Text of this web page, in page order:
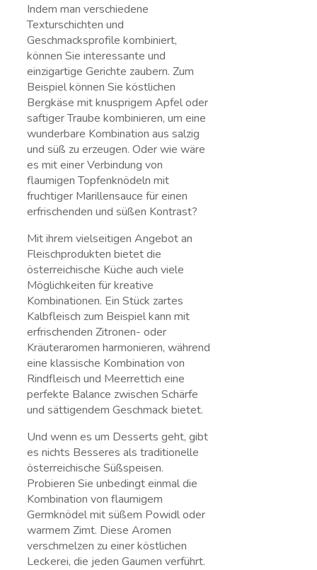
Indem man verschiedene
Texturschichten‌ und
Geschmacksprofile kombiniert,
können Sie interessante und
einzigartige Gerichte‌ zaubern. Zum⁣
Beispiel können Sie köstlichen
⁣Bergkäse mit ⁤knusprigem Apfel oder
saftiger Traube kombinieren, um​ eine
wunderbare Kombination aus salzig
und süß zu‍ erzeugen. Oder wie wäre
es mit ‌einer Verbindung von
flaumigen Topfenknödeln mit
‍fruchtiger Marillensauce für einen
erfrischenden und süßen Kontrast?
Mit ihrem vielseitigen Angebot an
Fleischprodukten bietet die
österreichische Küche auch viele
Möglichkeiten für kreative
Kombinationen. Ein Stück zartes
⁣Kalbfleisch zum Beispiel kann mit
erfrischenden ⁣Zitronen- oder
Kräuteraromen harmonieren, während
eine klassische​ Kombination von
Rindfleisch und Meerrettich eine
perfekte Balance zwischen Schärfe
und sättigendem Geschmack bietet.
Und wenn es‍ um Desserts geht, gibt
es nichts Besseres als traditionelle
österreichische Süßspeisen.
Probieren Sie ⁢unbedingt einmal die
⁤Kombination⁢ von flaumigem
Germknödel mit süßem Powidl ‌oder
warmem Zimt. Diese Aromen
verschmelzen⁢ zu ‌einer ‌köstlichen
Leckerei, die jeden Gaumen verführt.